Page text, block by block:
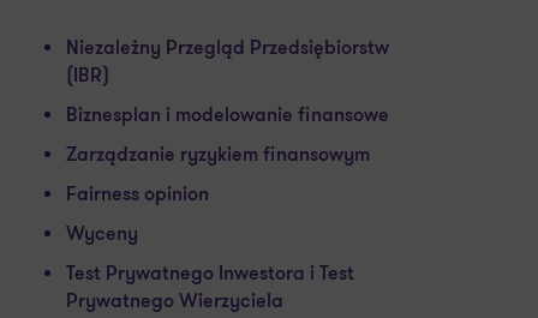
Niezależny Przegląd Przedsiębiorstw
(IBR)
Biznesplan i modelowanie finansowe
Zarządzanie ryzykiem finansowym
Fairness opinion
Wyceny
Test Prywatnego Inwestora i Test
Prywatnego Wierzyciela